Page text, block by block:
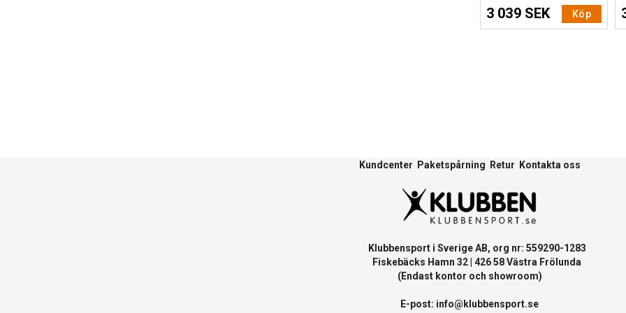
3 039 SEK Köp
Kundcenter Paketspårning Retur Kontakta oss
Klubbensport i Sverige AB, org nr: 559290-1283
Fiskebäcks Hamn 32 | 426 58 Västra Frölunda
(Endast kontor och showroom)
E-post: info@klubbensport.se